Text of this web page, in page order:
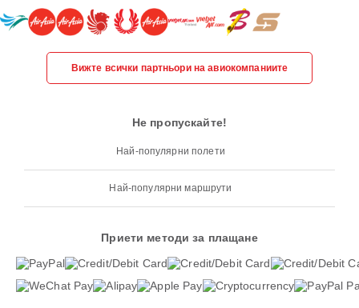
Вижте всички партньори на авиокомпаниите
Не пропускайте!
Най-популярни полети
Най-популярни маршрути
Приети методи за плащане